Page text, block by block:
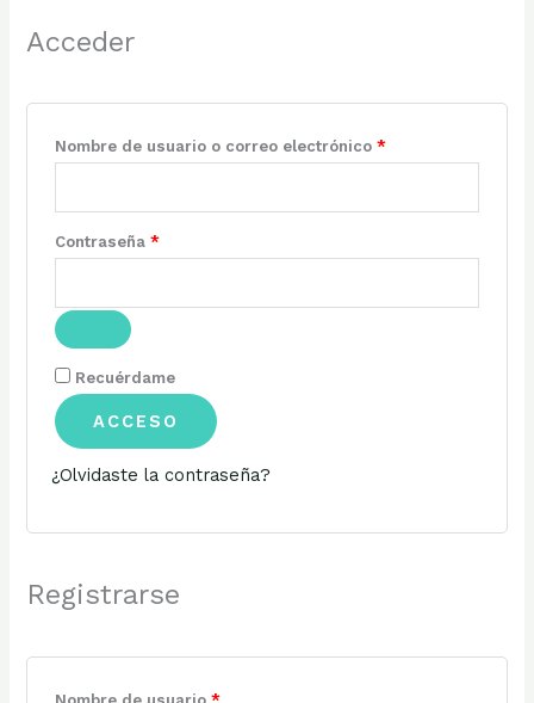
Acceder
Nombre de usuario o correo electrónico*
Contraseña*
Recuérdame
ACCESO
¿Olvidaste la contraseña?
Registrarse